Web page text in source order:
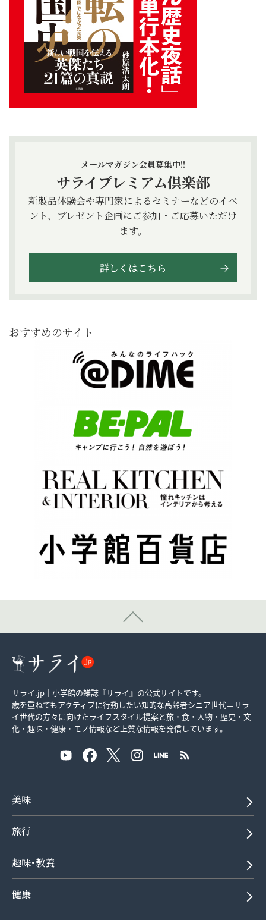
メールマガジン会員募集中!!
サライプレミアム倶楽部
新製品体験会や専門家によるセミナーなどのイベ
ント、プレゼント企画にご参加・ご応募いただけ
ます。
詳しくはこちら
おすすめのサイト
サライ.jp｜小学館の雑誌『サライ』の公式サイトです。
歳を重ねてもアクティブに行動したい知的な高齢者シニア世代＝サラ
イ世代の方々に向けたライフスタイル提案と旅・食・人物・歴史・文
化・趣味・健康・モノ情報など上質な情報を発信しています。
美味
旅行
趣味･教養
健康